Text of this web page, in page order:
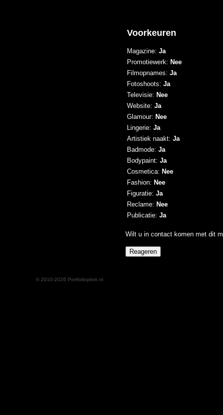
Voorkeuren
Magazine: Ja
Promotiewerk: Nee
Filmopnames: Ja
Fotoshoots: Ja
Televisie: Nee
Website: Ja
Glamour: Nee
Lingerie: Ja
Artistiek naakt: Ja
Badmode: Ja
Bodypaint: Ja
Cosmetica: Nee
Fashion: Nee
Figuratie: Ja
Reclame: Nee
Publicatie: Ja
Wilt u in contact komen met dit
© 2010-2026 Portfolioplein.nl